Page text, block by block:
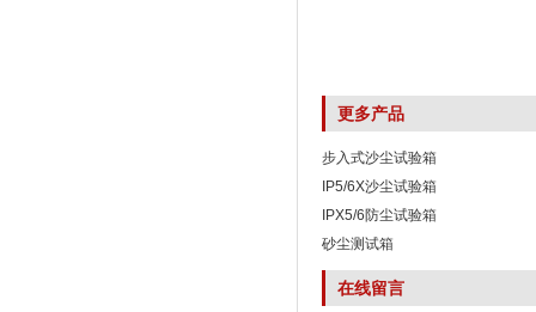
更多产品
步入式沙尘试验箱
IP5/6X沙尘试验箱
IPX5/6防尘试验箱
砂尘测试箱
在线留言